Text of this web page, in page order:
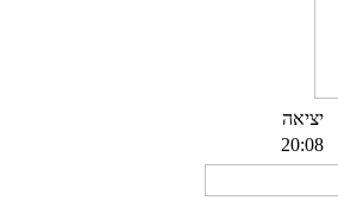
יציאה
20:08